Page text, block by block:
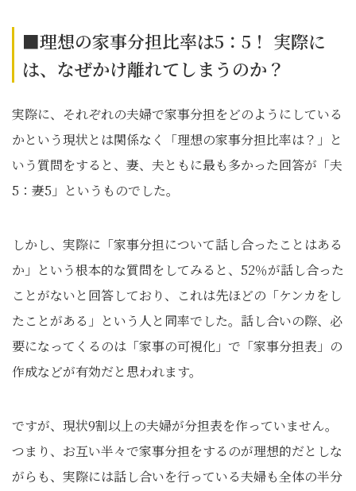
■理想の家事分担比率は5：5！ 実際に
は、なぜかけ離れてしまうのか？
実際に、それぞれの夫婦で家事分担をどのようにしている
かという現状とは関係なく「理想の家事分担比率は？」と
いう質問をすると、妻、夫ともに最も多かった回答が「夫
5：妻5」というものでした。
しかし、実際に「家事分担について話し合ったことはある
か」という根本的な質問をしてみると、52％が話し合った
ことがないと回答しており、これは先ほどの「ケンカをし
たことがある」という人と同率でした。話し合いの際、必
要になってくるのは「家事の可視化」で「家事分担表」の
作成などが有効だと思われます。
ですが、現状9割以上の夫婦が分担表を作っていません。
つまり、お互い半々で家事分担をするのが理想的だとしな
がらも、実際には話し合いを行っている夫婦も全体の半分